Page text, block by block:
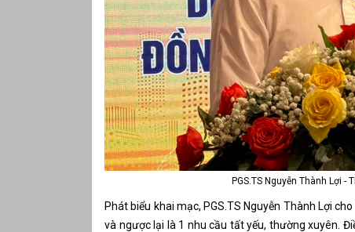
PGS.TS Nguyễn Thành Lợi -
Phát biểu khai mạc, PGS.TS Nguyễn Thành Lợi
và ngược lại là 1 nhu cầu tất yếu, thường xuyên.